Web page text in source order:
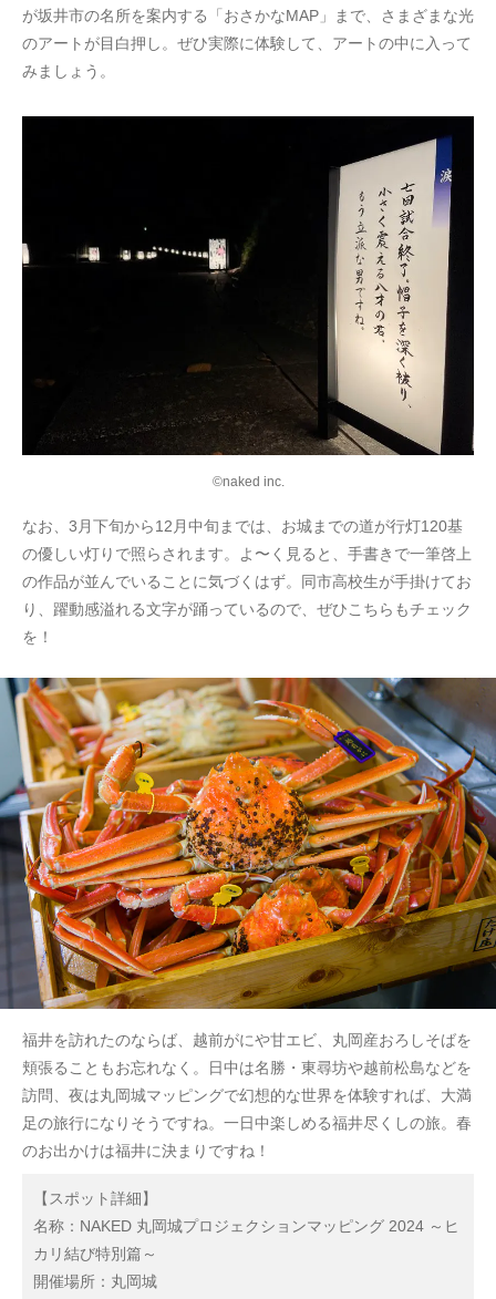
が坂井市の名所を案内する「おさかなMAP」まで、さまざまな光
のアートが目白押し。ぜひ実際に体験して、アートの中に入って
みましょう。
©naked inc.
なお、3月下旬から12月中旬までは、お城までの道が行灯120基
の優しい灯りで照らされます。よ〜く見ると、手書きで一筆啓上
の作品が並んでいることに気づくはず。同市高校生が手掛けてお
り、躍動感溢れる文字が踊っているので、ぜひこちらもチェック
を！
福井を訪れたのならば、越前がにや甘エビ、丸岡産おろしそばを
頬張ることもお忘れなく。日中は名勝・東尋坊や越前松島などを
訪問、夜は丸岡城マッピングで幻想的な世界を体験すれば、大満
足の旅行になりそうですね。一日中楽しめる福井尽くしの旅。春
のお出かけは福井に決まりですね！
【スポット詳細】
名称：NAKED 丸岡城プロジェクションマッピング 2024 ～ヒ
カリ結び特別篇～
開催場所：丸岡城